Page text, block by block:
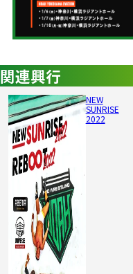
関連興行
NEW
SUNRISE
2022